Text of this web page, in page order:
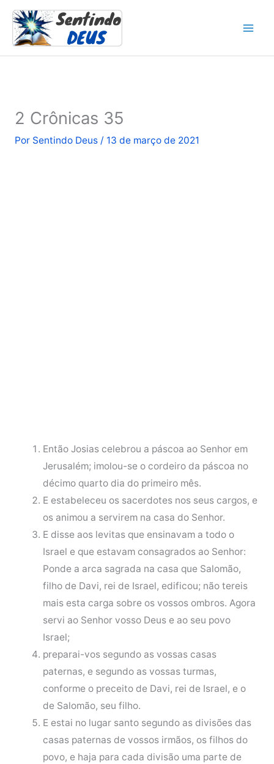
para
conteúdo
2 Crônicas 35
Por Sentindo Deus / 13 de março de 2021
Então Josias celebrou a páscoa ao Senhor em
Jerusalém; imolou-se o cordeiro da páscoa no
décimo quarto dia do primeiro mês.
E estabeleceu os sacerdotes nos seus cargos, e
os animou a servirem na casa do Senhor.
E disse aos levitas que ensinavam a todo o
Israel e que estavam consagrados ao Senhor:
Ponde a arca sagrada na casa que Salomão,
filho de Davi, rei de Israel, edificou; não tereis
mais esta carga sobre os vossos ombros. Agora
servi ao Senhor vosso Deus e ao seu povo
Israel;
preparai-vos segundo as vossas casas
paternas, e segundo as vossas turmas,
conforme o preceito de Davi, rei de Israel, e o
de Salomão, seu filho.
E estai no lugar santo segundo as divisões das
casas paternas de vossos irmãos, os filhos do
povo, e haja para cada divisão uma parte de